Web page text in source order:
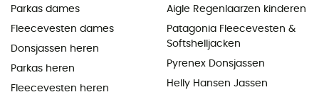
Parkas dames
Fleecevesten dames
Donsjassen heren
Parkas heren
Fleecevesten heren
Aigle Regenlaarzen kinderen
Patagonia Fleecevesten &
Softshelljacken
Pyrenex Donsjassen
Helly Hansen Jassen